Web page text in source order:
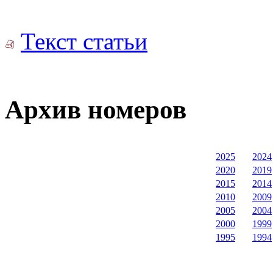
Текст статьи
Архив номеров
2025
2024
2020
2019
2015
2014
2010
2009
2005
2004
2000
1999
1995
1994